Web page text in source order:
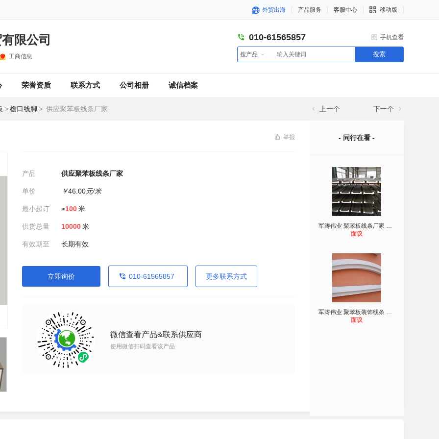
外贸出海 产品服务 客服中心 移动版
限公司
工商信息
010-61565857 手机查看
搜产品 搜索
荣誉资质 联系方式 公司相册 诚信档案
>檐口线脚 > 供应聚苯板线条厂家 上一个 下一个
举报
产品 供应聚苯板线条厂家
单价 ￥46.00元/米
最小起订 ≥100米
供货总量 10000米
有效期至 长期有效
立即询价 010-61565857 更多联系方式
微信查看产品&联系供应商
使用微信扫码查看该产品
- 同行在看 -
军涛伟业 聚苯板线条厂家 造型美观、
面议
军涛伟业 聚苯板装饰线条 新型外墙装
面议